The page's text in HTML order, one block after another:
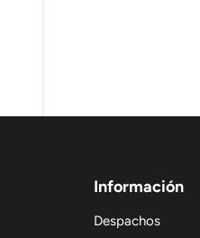
Información
Despachos